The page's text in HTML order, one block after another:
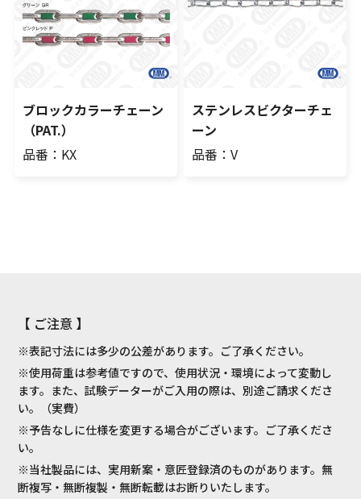
ブロックカラーチェーン
（PAT.）
品番：KX
ステンレスビクターチェ
ーン
品番：V
【 ご注意 】
※表記寸法には多少の公差があります。ご了承ください。
※使用荷重は参考値ですので、使用状況・環境によって変動し
ます。また、試験データーがご入用の際は、別途ご請求くださ
い。（実費）
※予告なしに仕様を変更する場合がございます。ご了承くださ
い。
※当社製品には、実用新案・意匠登録済のものがあります。無
断複写・無断複製・無断転載はお断りいたします。